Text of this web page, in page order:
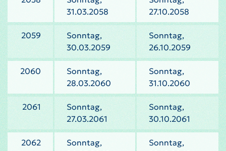
31.03.2058
27.10.2058
2059
Sonntag,
30.03.2059
Sonntag,
26.10.2059
2060
Sonntag,
28.03.2060
Sonntag,
31.10.2060
2061
Sonntag,
27.03.2061
Sonntag,
30.10.2061
2062
Sonntag,
Sonntag,